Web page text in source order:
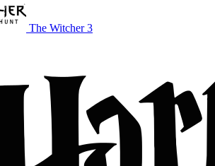
The Witcher 3